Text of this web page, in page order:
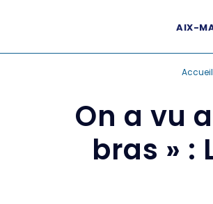
AIX-
Accueil
On a vu
bras » :